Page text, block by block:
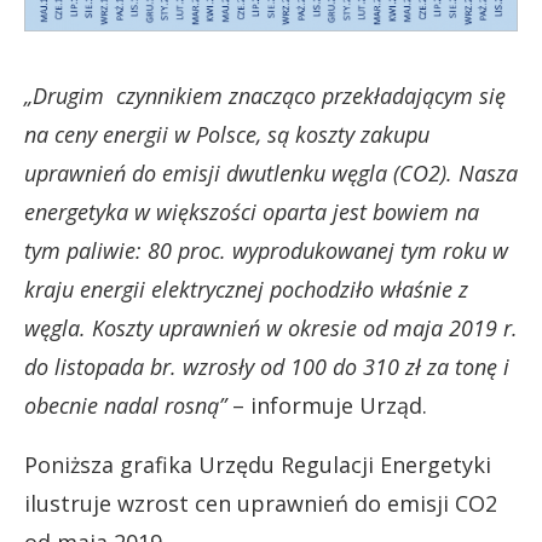
„Drugim czynnikiem znacząco przekładającym się
na ceny energii w Polsce, są koszty zakupu
uprawnień do emisji dwutlenku węgla (CO2). Nasza
energetyka w większości oparta jest bowiem na
tym paliwie: 80 proc. wyprodukowanej tym roku w
kraju energii elektrycznej pochodziło właśnie z
węgla. Koszty uprawnień w okresie od maja 2019 r.
do listopada br. wzrosły od 100 do 310 zł za tonę i
obecnie nadal rosną”– informuje Urząd.
Poniższa grafika Urzędu Regulacji Energetyki
ilustruje wzrost cen uprawnień do emisji CO2